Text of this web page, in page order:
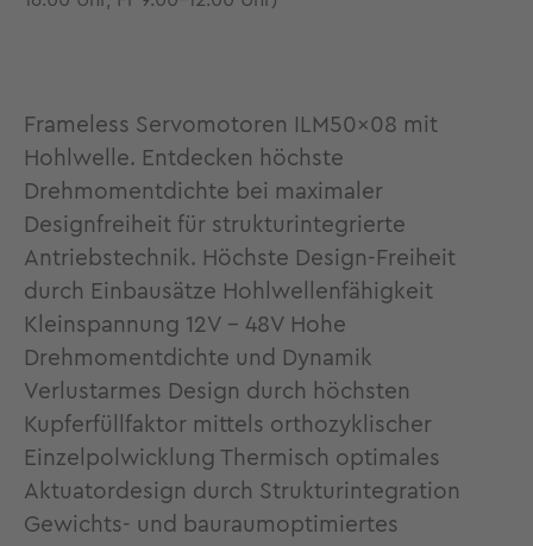
Frameless Servomotoren ILM50x08 mit
Hohlwelle. Entdecken höchste
Drehmomentdichte bei maximaler
Designfreiheit für strukturintegrierte
Antriebstechnik. Höchste Design-Freiheit
durch Einbausätze Hohlwellenfähigkeit
Kleinspannung 12V - 48V Hohe
Drehmomentdichte und Dynamik
Verlustarmes Design durch höchsten
Kupferfüllfaktor mittels orthozyklischer
Einzelpolwicklung Thermisch optimales
Aktuatordesign durch Strukturintegration
Gewichts- und bauraumoptimiertes